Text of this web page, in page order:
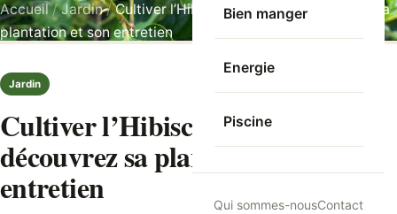
Bien manger
Energie
Piscine
Qui sommes-nousContact
Accueil / Jardin/ Cultiver l’Hibiscus Rustique, découvrez sa
plantation et son entretien
Jardin
Cultiver l’Hibiscus Rustique,
découvrez sa plantation et son
entretien